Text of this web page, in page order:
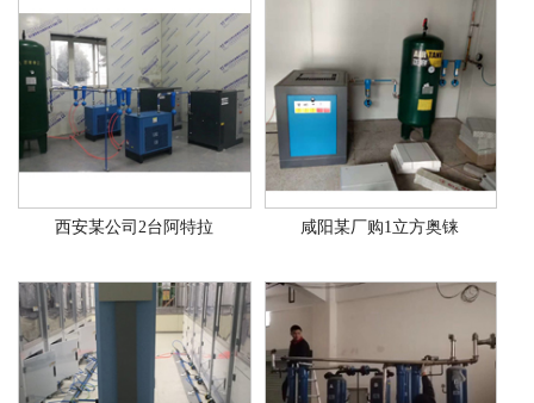
西安某公司2台阿特拉 咸阳某厂购1立方奥铼